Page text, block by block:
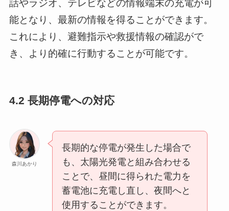
話やラジオ、テレビなどの情報端末の充電が可
能となり、最新の情報を得ることができます。
これにより、避難指示や救援情報の確認がで
き、より的確に行動することが可能です。
4.2 長期停電への対応
森川あかり
長期的な停電が発生した場合で
も、太陽光発電と組み合わせる
ことで、昼間に得られた電力を
蓄電池に充電し直し、夜間へと
使用することができます。